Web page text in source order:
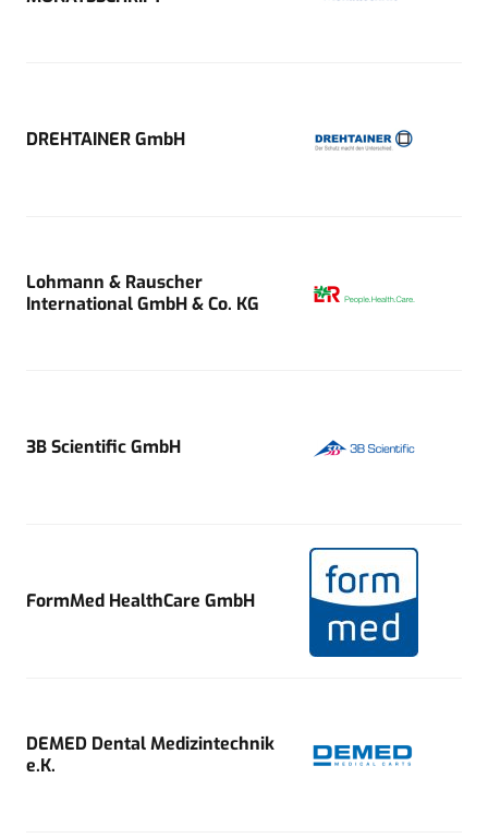
DREHTAINER GmbH
Lohmann & Rauscher
International GmbH & Co. KG
3B Scientific GmbH
FormMed HealthCare GmbH
DEMED Dental Medizintechnik
e.K.